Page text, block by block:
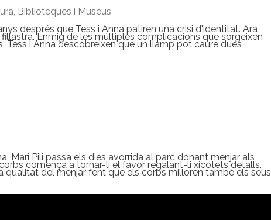
Biblioteques i Museus
després que Tess i Anna patiren una crisi d'identitat. Ara
Enmig de les múltiples complicacions que sorgeixen
Tess i Anna descobreixen que un llamp pot caure dues
Mari Pili passa els dies avorrida al parc donant menjar als
comença a tornar-li el favor regalant-li xicotets detalls.
qualitat del menjar fent que els corbs milloren també els seus